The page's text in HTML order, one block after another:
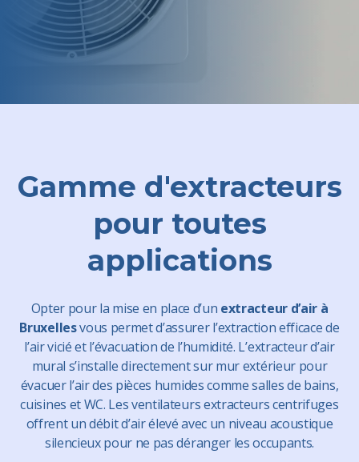
Gamme d'extracteurs
pour toutes
applications
Opter pour la mise en place d’un extracteur d’air à
Bruxellesvous permet d’assurer l’extraction efficace de
l’air vicié et l’évacuation de l’humidité. L’extracteur d’air
mural s’installe directement sur mur extérieur pour
évacuer l’air des pièces humides comme salles de bains,
cuisines et WC. Les ventilateurs extracteurs centrifuges
offrent un débit d’air élevé avec un niveau acoustique
silencieux pour ne pas déranger les occupants.